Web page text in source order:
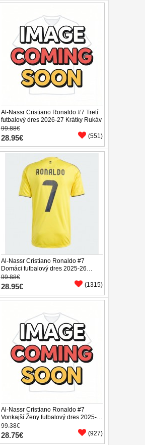
Al-Nassr Cristiano Ronaldo #7 Tretí
futbalový dres 2026-27 Krátky Rukáv
99.88€
28.95€ (551)
Al-Nassr Cristiano Ronaldo #7
Domáci futbalový dres 2025-26
Krátky Rukáv
99.88€
28.95€ (1315)
Al-Nassr Cristiano Ronaldo #7
Vonkajší Ženy futbalový dres 2025-
26 Krátky Rukáv
99.38€
28.75€ (927)